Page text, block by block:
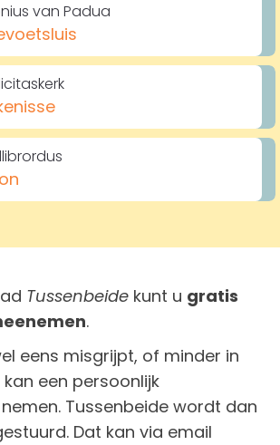
van Padua
Tussenbeide kunt u gratis
.
eens misgrijpt, of minder in
een persoonlijk
Tussenbeide wordt dan
Dat kan via email